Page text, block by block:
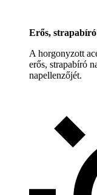
Erős, strapabíró
A horgonyzott
erős, strapabíró
napellenzőjét.